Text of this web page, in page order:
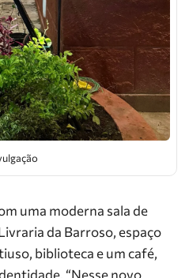
uma moderna sala de
da Barroso, espaço
biblioteca e um café,
“Nesse novo